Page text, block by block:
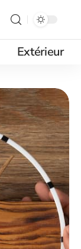
Extérieur